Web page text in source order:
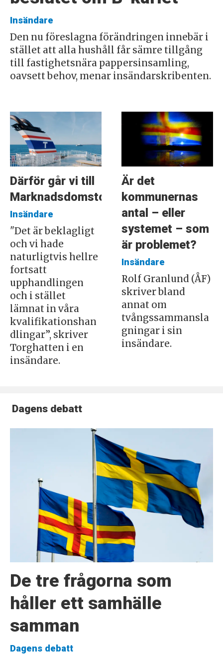
Insändare
Den nu föreslagna förändringen innebär i
stället att alla hushåll får sämre tillgång
till fastighetsnära pappersinsamling,
oavsett behov, menar insändarskribenten.
Därför går vi till
Marknadsdomstolen
Insändare
"Det är beklagligt
och vi hade
naturligtvis hellre
fortsatt
upphandlingen
och i stället
lämnat in våra
kvalifikationshan
dlingar”, skriver
Torghatten i en
insändare.
Är det
kommunernas
antal – eller
systemet – som
är problemet?
Insändare
Rolf Granlund (ÅF)
skriver bland
annat om
tvångssammansla
gningar i sin
insändare.
Dagens debatt
De tre frågorna som
håller ett samhälle
samman
Dagens debatt